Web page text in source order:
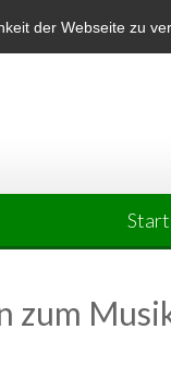
der Webseite zu
zum